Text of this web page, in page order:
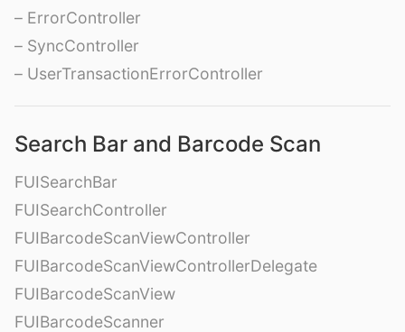
– ErrorController
– SyncController
– UserTransactionErrorController
Search Bar and Barcode Scan
FUISearchBar
FUISearchController
FUIBarcodeScanViewController
FUIBarcodeScanViewControllerDelegate
FUIBarcodeScanView
FUIBarcodeScanner